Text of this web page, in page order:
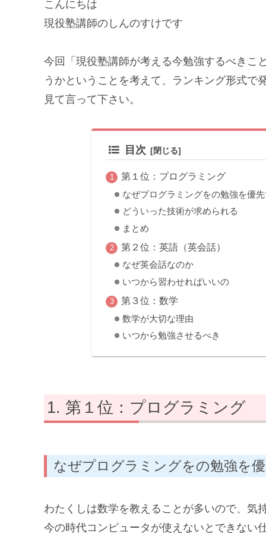
こんにちは
現役塾講師のしんのすけです
今回「現役塾講師が考える今勉強するべきこ
うかということを考えて、ランキング形式で
見て言って下さい。
目次
第１位：プログラミング
なぜプログラミングをの勉強を優
どういった技術が求められる
まとめ
第２位：英語（英会話）
なぜ英会話なのか
いつから習わせればいいの
第３位：数学
数学が大切な理由
いつから勉強させるべき
第１位：プログラミング
なぜプログラミングをの勉強を
わたくしは数学を教えることが多いので、気
今の時代コンピュータが使えないとできない